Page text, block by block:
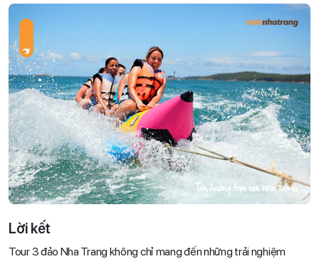
Lời kết
Tour 3 đảo Nha Trang không chỉ mang đến những trải nghiệm